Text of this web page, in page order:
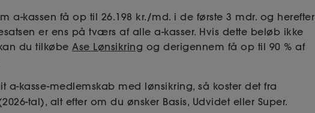
a-kassen få op til 26.198 kr./md. i de første 3 mdr. og herefter
er ens på tværs af alle a-kasser. Hvis dette beløb ikke
du tilkøbeAse Lønsikring og derigennem få op til 90 % af
a-kasse-medlemskab med lønsikring, så koster det fra
tal), alt efter om du ønsker Basis, Udvidet eller Super.